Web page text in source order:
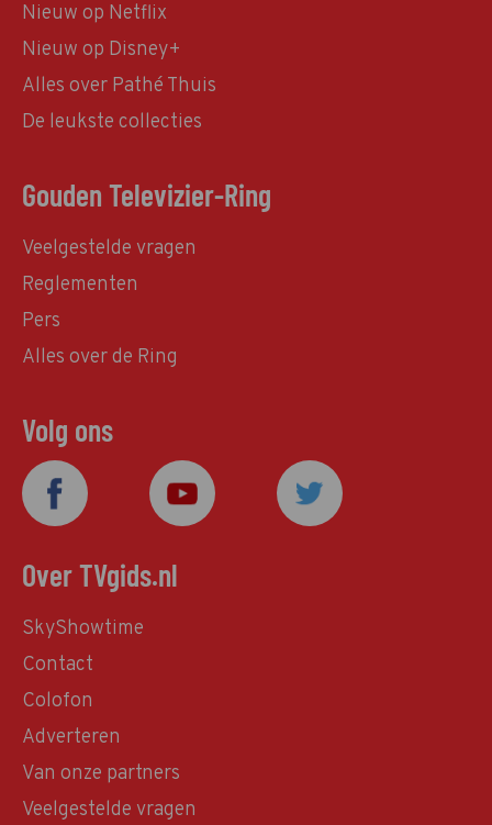
Nieuw op Netflix
Nieuw op Disney+
Alles over Pathé Thuis
De leukste collecties
Gouden Televizier-Ring
Veelgestelde vragen
Reglementen
Pers
Alles over de Ring
Volg ons
Over TVgids.nl
SkyShowtime
Contact
Colofon
Adverteren
Van onze partners
Veelgestelde vragen